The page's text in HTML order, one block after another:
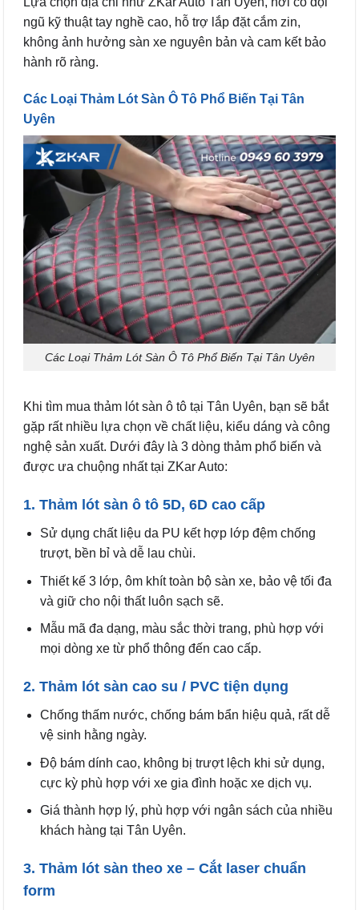
ngũ kỹ thuật tay nghề cao, hỗ trợ lắp đặt cắm zin,
không ảnh hưởng sàn xe nguyên bản và cam kết bảo
hành rõ ràng.
Các Loại Thảm Lót Sàn Ô Tô Phổ Biến Tại Tân
Uyên
Các Loại Thảm Lót Sàn Ô Tô Phổ Biến Tại Tân Uyên
Khi tìm mua thảm lót sàn ô tô tại Tân Uyên, bạn sẽ bắt
gặp rất nhiều lựa chọn về chất liệu, kiểu dáng và công
nghệ sản xuất. Dưới đây là 3 dòng thảm phổ biến và
được ưa chuộng nhất tại ZKar Auto:
1. Thảm lót sàn ô tô 5D, 6D cao cấp
Sử dụng chất liệu da PU kết hợp lớp đệm chống
trượt, bền bỉ và dễ lau chùi.
Thiết kế 3 lớp, ôm khít toàn bộ sàn xe, bảo vệ tối đa
và giữ cho nội thất luôn sạch sẽ.
Mẫu mã đa dạng, màu sắc thời trang, phù hợp với
mọi dòng xe từ phổ thông đến cao cấp.
2. Thảm lót sàn cao su / PVC tiện dụng
Chống thấm nước, chống bám bẩn hiệu quả, rất dễ
vệ sinh hằng ngày.
Độ bám dính cao, không bị trượt lệch khi sử dụng,
cực kỳ phù hợp với xe gia đình hoặc xe dịch vụ.
Giá thành hợp lý, phù hợp với ngân sách của nhiều
khách hàng tại Tân Uyên.
3. Thảm lót sàn theo xe – Cắt laser chuẩn
form